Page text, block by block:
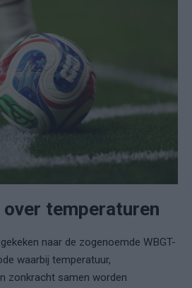
temperaturen
naar de zogenoemde WBGT-
waarbij temperatuur,
zonkracht samen worden